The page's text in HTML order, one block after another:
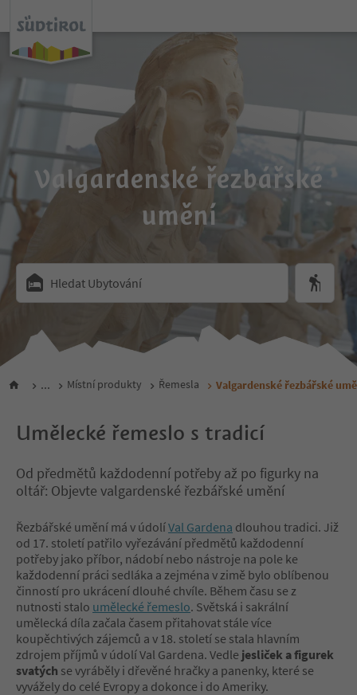
Valgardenské řezbářské
umění
Hledat Ubytování
... Místní produkty Řemesla Valgardenské řezbářské
Umělecké řemeslo s tradicí
Od předmětů každodenní potřeby až po figurky na
oltář: Objevte valgardenské řezbářské umění
Řezbářské umění má v údolíVal Gardena dlouhou tradici. Již
od 17. století patřilo vyřezávání předmětů každodenní
potřeby jako příbor, nádobí nebo nástroje na pole ke
každodenní práci sedláka a zejména v zimě bylo oblíbenou
činností pro ukrácení dlouhé chvíle. Během času se z
nutnosti stalo umělecké řemeslo. Světská i sakrální
umělecká díla začala časem přitahovat stále více
koupěchtivých zájemců a v 18. století se stala hlavním
zdrojem příjmů v údolí Val Gardena. Vedle jesliček a figurek
svatých se vyráběly i dřevěné hračky a panenky, které se
vyvážely do celé Evropy a dokonce i do Ameriky.